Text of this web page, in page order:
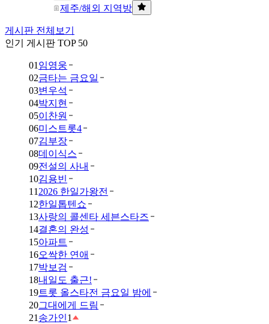
제주/해외 지역방
게시판 전체보기
인기 게시판 TOP 50
01 임영웅
02금타는 금요일
03변우석
04박지현
05이찬원
06미스트롯4
07김부장
08데이식스
09전설의 사내
10김용빈
11 2026 한일가왕전
12한일톱텐쇼
13사랑의 콜센타 세븐스타즈
14결혼의 완성
15아파트
16오싹한 연애
17박보검
18내일도 출근!
19트롯 올스타전 금요일 밤에
20그대에게 드림
21 송가인1